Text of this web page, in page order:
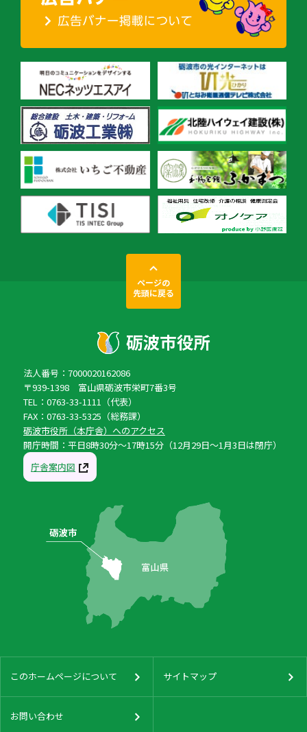
ページの
先頭に戻る
法人番号：7000020162086
〒939-1398 富山県砺波市栄町7番3号
TEL：0763-33-1111（代表）
FAX：0763-33-5325（総務課）
砺波市役所（本庁舎）へのアクセス
開庁時間：平日8時30分〜17時15分（12月29日〜1月3日は閉庁）
庁舎案内図
このホームページについて サイトマップ
お問い合わせ